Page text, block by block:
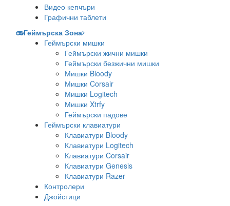
Видео кепчъри
Графични таблети
Геймърска Зона
Геймърски мишки
Геймърски жични мишки
Геймърски безжични мишки
Мишки Bloody
Мишки Corsair
Мишки Logitech
Мишки Xtrfy
Геймърски падове
Геймърски клавиатури
Клавиатури Bloody
Клавиатури Logitech
Клавиатури Corsair
Клавиатури Genesis
Клавиатури Razer
Контролери
Джойстици